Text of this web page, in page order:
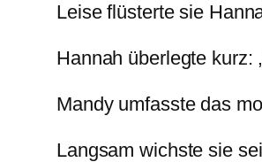
Leise flüsterte sie
Hannah überlegte
Mandy umfasste das
Langsam wichste sie